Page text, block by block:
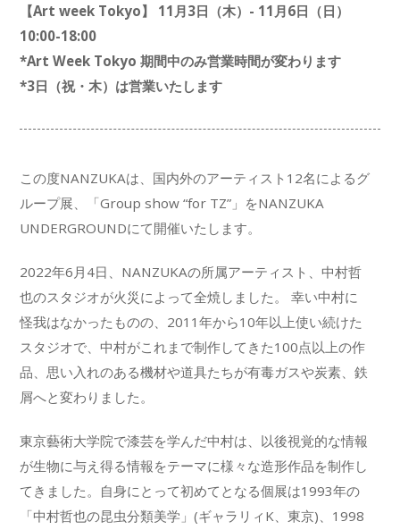
【Art week Tokyo】 11月3日（木）- 11月6日（日）
10:00-18:00
*Art Week Tokyo 期間中のみ営業時間が変わります
*3日（祝・木）は営業いたします
この度NANZUKAは、国内外のアーティスト12名によるグ
ループ展、「Group show “for TZ”」をNANZUKA
UNDERGROUNDにて開催いたします。
2022年6月4日、NANZUKAの所属アーティスト、中村哲
也のスタジオが火災によって全焼しました。 幸い中村に
怪我はなかったものの、2011年から10年以上使い続けた
スタジオで、中村がこれまで制作してきた100点以上の作
品、思い入れのある機材や道具たちが有毒ガスや炭素、鉄
屑へと変わりました。
東京藝術大学院で漆芸を学んだ中村は、以後視覚的な情報
が生物に与え得る情報をテーマに様々な造形作品を制作し
てきました。自身にとって初めてとなる個展は1993年の
「中村哲也の昆虫分類美学」(ギャラリィK、東京)、1998